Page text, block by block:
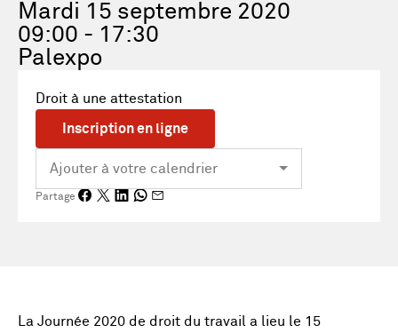
Mardi 15 septembre 2020
09:00 - 17:30
Palexpo
Droit à une attestation
Inscription en ligne
Partage
La Journée 2020 de droit du travail a lieu le 15